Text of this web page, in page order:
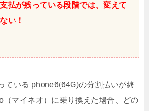
払が残っている段階では、変えて
い！
ているiphone6(64G)の分割払いが終
（マイネオ）に乗り換えた場合、どの